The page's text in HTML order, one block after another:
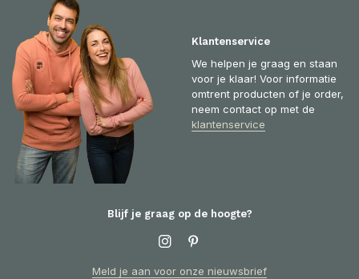
Klantenservice
We helpen je graag en staan
voor je klaar! Voor informatie
omtrent producten of je order,
neem contact op met de
klantenservice
Blijf je graag op de hoogte?
Meld je aan voor onze nieuwsbrief